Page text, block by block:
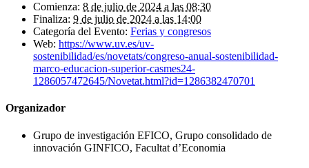
Comienza: 8 de julio de 2024 a las 08:30
Finaliza: 9 de julio de 2024 a las 14:00
Categoría del Evento: Ferias y congresos
Web: https://www.uv.es/uv-
sostenibilidad/es/novetats/congreso-anual-sostenibilidad-
marco-educacion-superior-casmes24-
1286057472645/Novetat.html?id=1286382470701
Organizador
Grupo de investigación EFICO, Grupo consolidado de
innovación GINFICO, Facultat d’Economia